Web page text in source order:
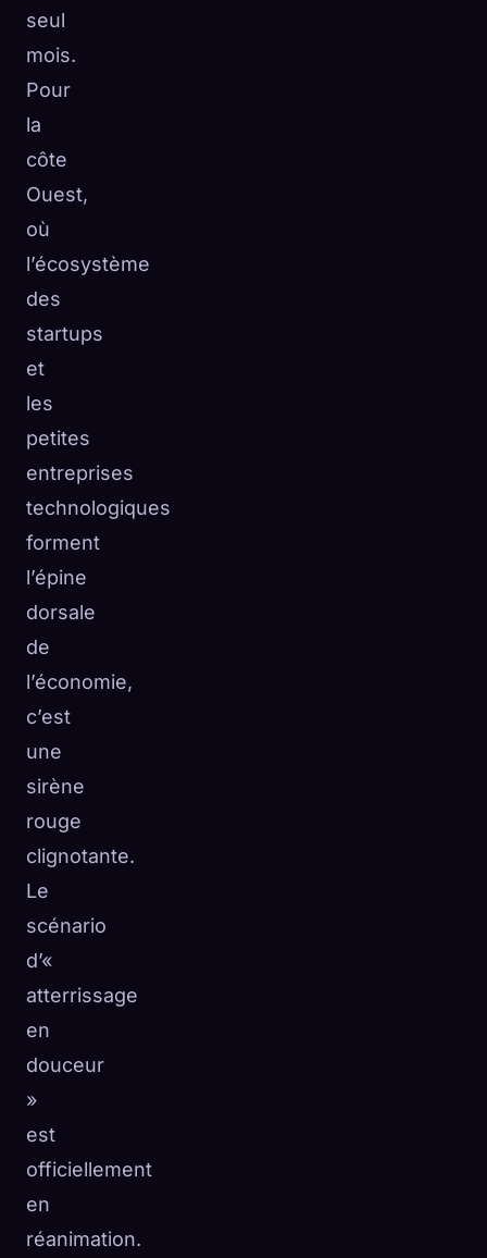
seul
mois.
Pour
la
côte
Ouest,
où
l’écosystème
des
startups
et
les
petites
entreprises
technologiques
forment
l’épine
dorsale
de
l’économie,
c’est
une
sirène
rouge
clignotante.
Le
scénario
d’«
atterrissage
en
douceur
»
est
officiellement
en
réanimation.